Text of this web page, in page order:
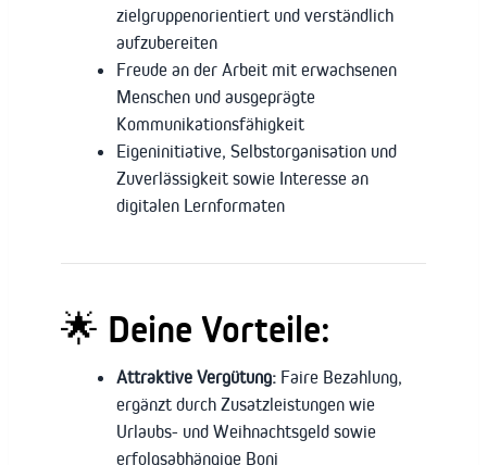
zielgruppenorientiert und verständlich
aufzubereiten
Freude an der Arbeit mit erwachsenen
Menschen und ausgeprägte
Kommunikationsfähigkeit
Eigeninitiative, Selbstorganisation und
Zuverlässigkeit sowie Interesse an
digitalen Lernformaten
🌟 Deine Vorteile:
Attraktive Vergütung: Faire Bezahlung,
ergänzt durch Zusatzleistungen wie
Urlaubs- und Weihnachtsgeld sowie
erfolgsabhängige Boni